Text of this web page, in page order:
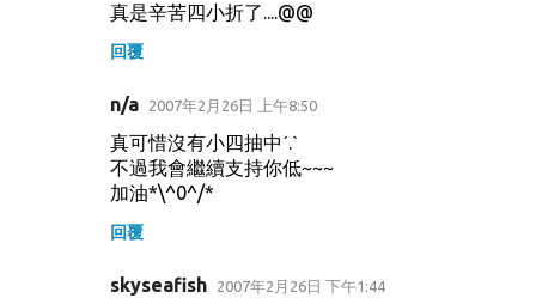
真是辛苦四小折了....@@
回覆
n/a 2007年2月26日 上午8:50
真可惜沒有小四抽中ˊ.ˋ
不過我會繼續支持你低~~~
加油*\^0^/*
回覆
skyseafish 2007年2月26日 下午1:44